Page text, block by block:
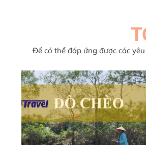
Để có thể đáp ứng được các